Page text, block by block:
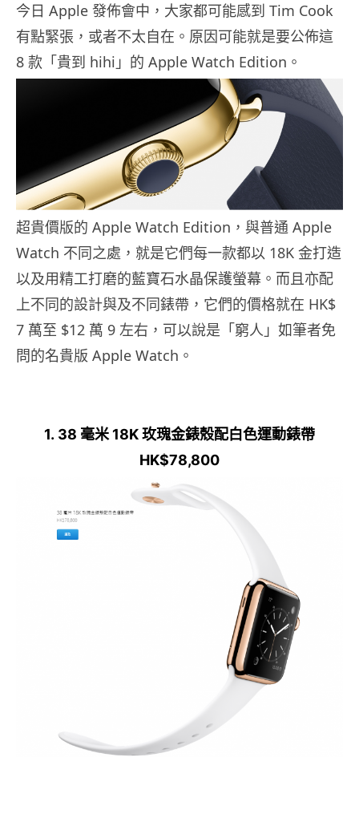
今日 Apple 發佈會中，大家都可能感到 Tim Cook
有點緊張，或者不太自在。原因可能就是要公佈這
8 款「貴到 hihi」的 Apple Watch Edition。
超貴價版的 Apple Watch Edition，與普通 Apple
Watch 不同之處，就是它們每一款都以 18K 金打造
以及用精工打磨的藍寶石水晶保護螢幕。而且亦配
上不同的設計與及不同錶帶，它們的價格就在 HK$
7 萬至 $12 萬 9 左右，可以說是「窮人」如筆者免
問的名貴版 Apple Watch。
1. 38 毫米 18K 玫瑰金錶殼配白色運動錶帶
HK$78,800